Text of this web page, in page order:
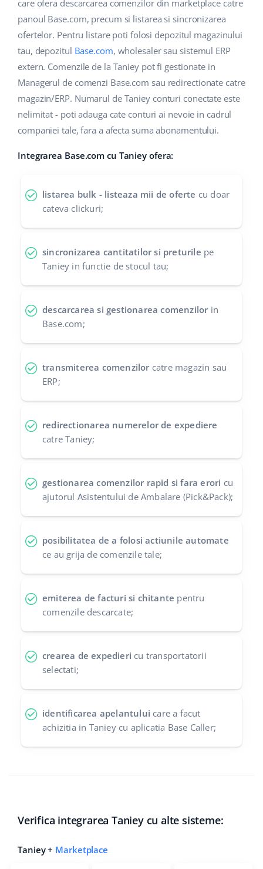
Managementul transporturilor
Automatizarea fluxului de lucru
Base Connect
AI pentru comerțul electronic
Produse pentru copii
Electronică
Piese auto
Supermarket
Suport
Blog
Servicii
Implementari de sistem
Auditul conturilor
Calculatorul de beneficii
Colaborare si parteneri
Contact
english (GB)
english (IN)
čeština
deutsch
español (MX)
Français
Italiano
português (BR)
中文
care ofera descarcarea comenzilor din marketplace catre
panoul Base.com, precum si listarea si sincronizarea
ofertelor. Pentru listare poti folosi depozitul magazinului
tau, depozitul Base.com, wholesaler sau sistemul ERP
extern. Comenzile de la Taniey pot fi gestionate in
Managerul de comenzi Base.com sau redirectionate catre
magazin/ERP. Numarul de Taniey conturi conectate este
nelimitat - poti adauga cate conturi ai nevoie in cadrul
companiei tale, fara a afecta suma abonamentului.
Integrarea Base.com cu Taniey ofera:
listarea bulk - listeaza mii de oferte cu doar
cateva clickuri;
sincronizarea cantitatilor si preturile pe
Taniey in functie de stocul tau;
descarcarea si gestionarea comenzilor in
Base.com;
transmiterea comenzilor catre magazin sau
ERP;
redirectionarea numerelor de expediere
catre Taniey;
gestionarea comenzilor rapid si fara erori cu
ajutorul Asistentului de Ambalare (Pick&Pack);
posibilitatea de a folosi actiunile automate
ce au grija de comenzile tale;
emiterea de facturi si chitante pentru
comenzile descarcate;
crearea de expedieri cu transportatorii
selectati;
identificarea apelantului care a facut
achizitia in Taniey cu aplicatia Base Caller;
Verifica integrarea Taniey cu alte sisteme:
Taniey + Marketplace